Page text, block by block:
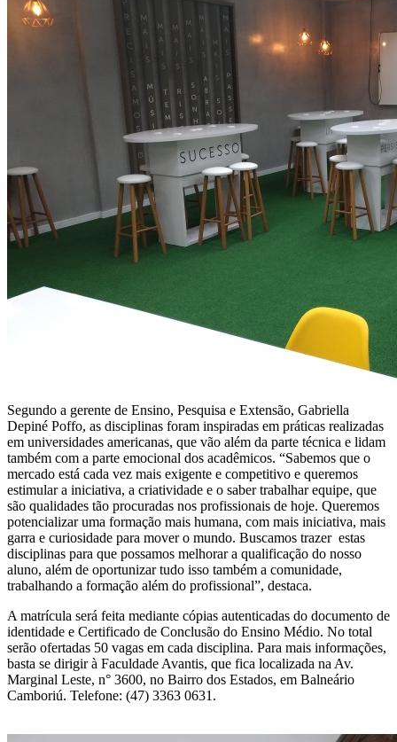
Segundo a gerente de Ensino, Pesquisa e Extensão, Gabriella
Depiné Poffo, as disciplinas foram inspiradas em práticas realizadas
em universidades americanas, que vão além da parte técnica e lidam
também com a parte emocional dos acadêmicos. “Sabemos que o
mercado está cada vez mais exigente e competitivo e queremos
estimular a iniciativa, a criatividade e o saber trabalhar equipe, que
são qualidades tão procuradas nos profissionais de hoje. Queremos
potencializar uma formação mais humana, com mais iniciativa, mais
garra e curiosidade para mover o mundo. Buscamos trazer estas
disciplinas para que possamos melhorar a qualificação do nosso
aluno, além de oportunizar tudo isso também a comunidade,
trabalhando a formação além do profissional”, destaca.
A matrícula será feita mediante cópias autenticadas do documento de
identidade e Certificado de Conclusão do Ensino Médio. No total
serão ofertadas 50 vagas em cada disciplina. Para mais informações,
basta se dirigir à Faculdade Avantis, que fica localizada na Av.
Marginal Leste, n° 3600, no Bairro dos Estados, em Balneário
Camboriú. Telefone: (47) 3363 0631.